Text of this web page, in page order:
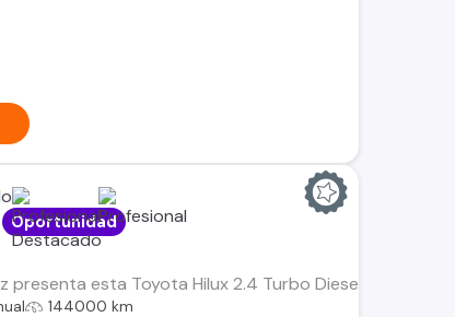
presenta esta Toyota Hilux 2.4 Turbo Diesel 4x4
Oportunidad
144000 km